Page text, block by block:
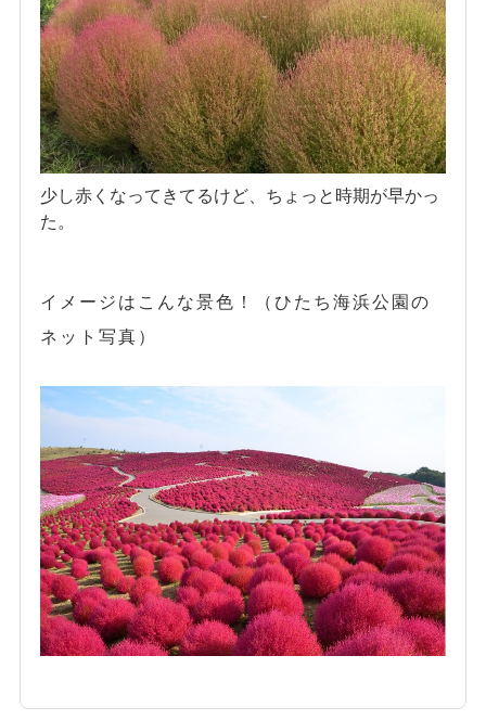
少し赤くなってきてるけど、ちょっと時期が早かっ
た。
イメージはこんな景色！（ひたち海浜公園の
ネット写真）